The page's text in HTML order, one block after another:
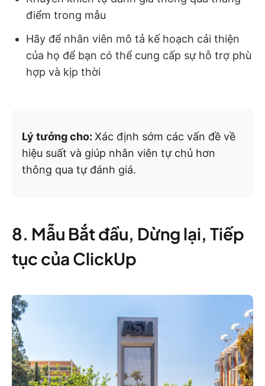
điểm trong mẫu
Hãy để nhân viên mô tả kế hoạch cải thiện
của họ để bạn có thể cung cấp sự hỗ trợ phù
hợp và kịp thời
Lý tưởng cho: Xác định sớm các vấn đề về
hiệu suất và giúp nhân viên tự chủ hơn
thông qua tự đánh giá.
8. Mẫu Bắt đầu, Dừng lại, Tiếp
tục của ClickUp